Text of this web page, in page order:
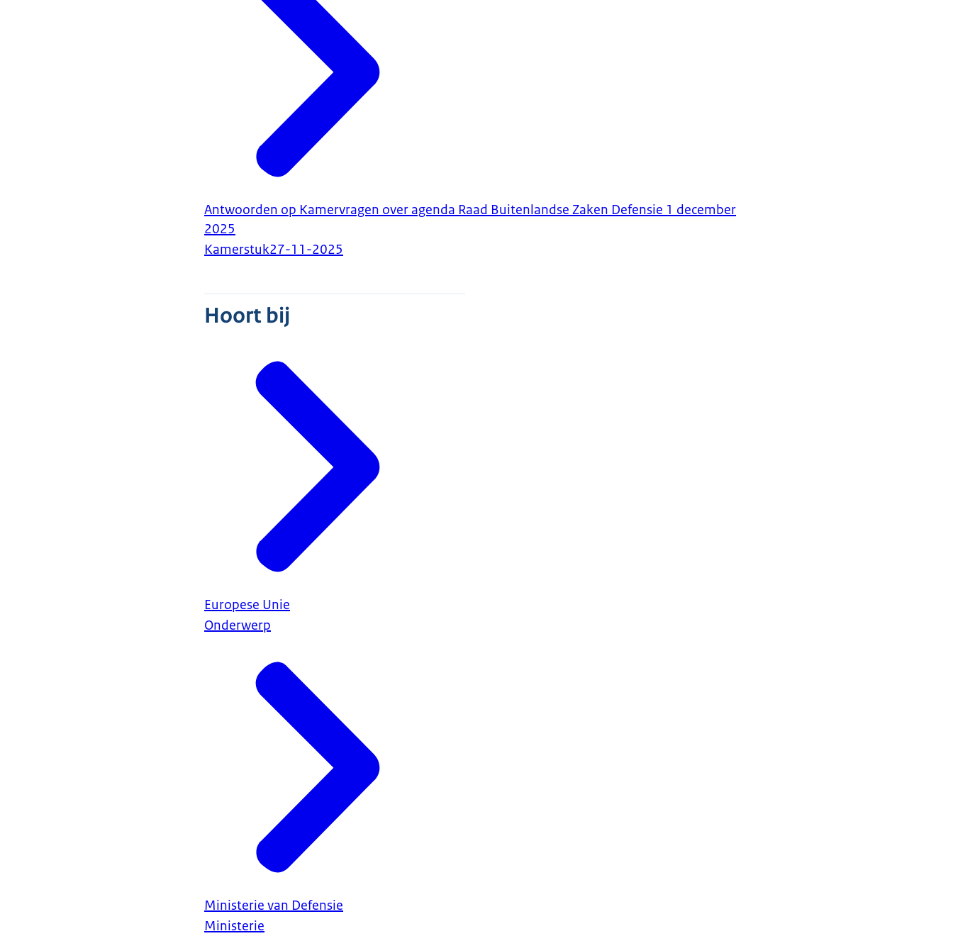
Antwoorden op Kamervragen over agenda Raad Buitenlandse Zaken Defensie 1 december
2025
Kamerstuk27-11-2025
Hoort bij
Europese Unie
Onderwerp
Ministerie van Defensie
Ministerie